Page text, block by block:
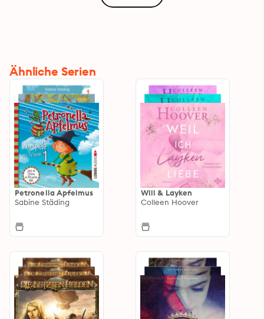
Ähnliche Serien
Petronella Apfelmus
Sabine Städing
Will & Layken
Colleen Hoover